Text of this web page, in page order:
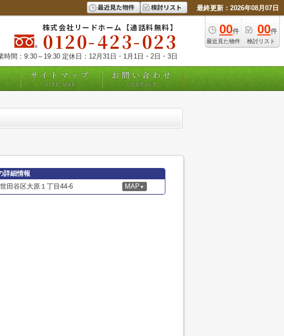
最近見た物件 検討リスト 最終更新：2026年08月07日
00件
最近見た物件
00件
検討リスト
株式会社リードホーム【通話料無料】
0120-423-023
時間：9:30～19:30 定休日：12月31日・1月1日・2日・3日
サイトマップ
SITE MAP
お問い合わせ
CONTACT
詳細情報
田谷区大原１丁目44-6 MAP ▼